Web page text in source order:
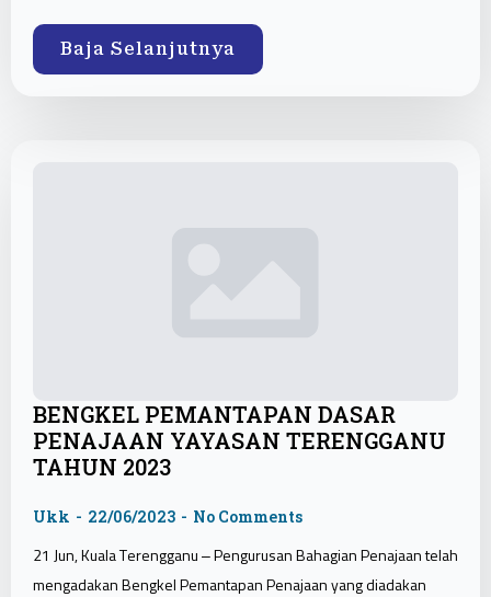
Baja Selanjutnya
BENGKEL PEMANTAPAN DASAR
PENAJAAN YAYASAN TERENGGANU
TAHUN 2023
Ukk 22/06/2023 No Comments
21 Jun, Kuala Terengganu – Pengurusan Bahagian Penajaan telah
mengadakan Bengkel Pemantapan Penajaan yang diadakan